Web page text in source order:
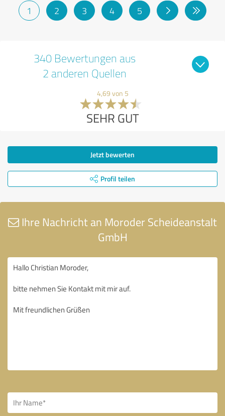
1 2 3 4 5
340 Bewertungen aus
2 anderen Quellen
4,69 von 5
SEHR GUT
Jetzt bewerten
Profil teilen
Ihre Nachricht an Moroder Scheideanstalt
GmbH